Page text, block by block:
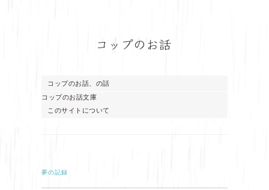
コップのお話、の話
コップのお話文庫
このサイトについて
夢の記録